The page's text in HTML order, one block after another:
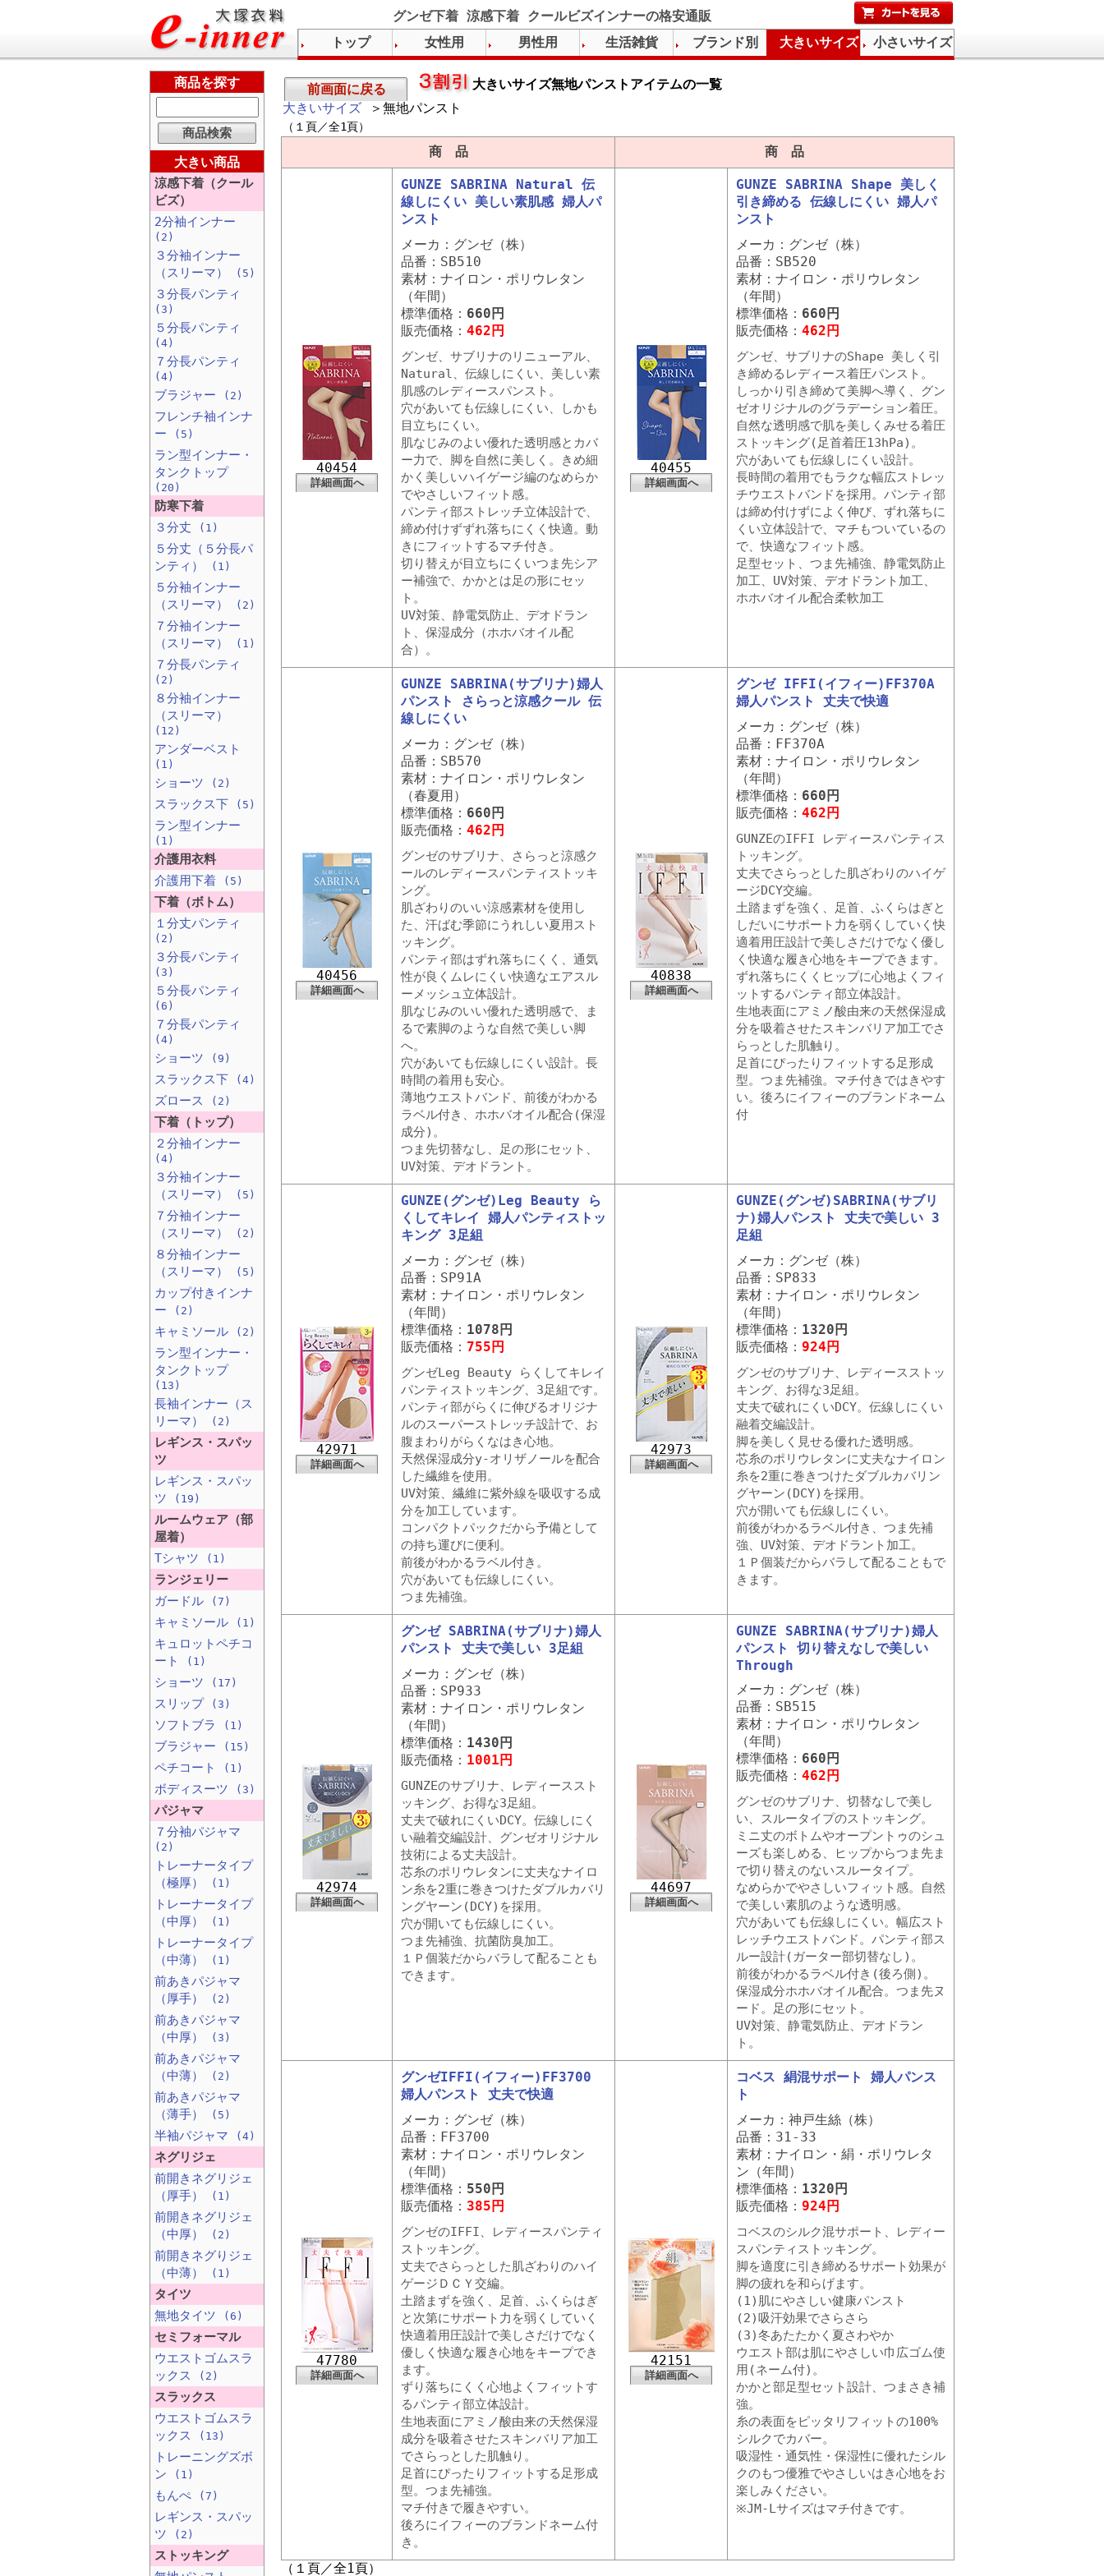
グンゼ下着 涼感下着 クールビズインナーの格安通販
前画面に戻る
大きいサイズ無地パンストアイテムの一覧
大きいサイズ ＞無地パンスト
（１頁／全1頁）
商 品 商 品
40454
詳細画面へ
GUNZE SABRINA Natural 伝
線しにくい 美しい素肌感 婦人パ
ンスト
メーカ：グンゼ（株）
品番：SB510
素材：ナイロン・ポリウレタン
（年間）
標準価格： 660円
販売価格： 462円
グンゼ、サブリナのリニューアル、
Natural、伝線しにくい、美しい素
肌感のレディースパンスト。
穴があいても伝線しにくい、しかも
目立ちにくい。
肌なじみのよい優れた透明感とカバ
ー力で、脚を自然に美しく。きめ細
かく美しいハイゲージ編のなめらか
でやさしいフィット感。
パンティ部ストレッチ立体設計で、
締め付けずずれ落ちにくく快適。動
きにフィットするマチ付き。
切り替えが目立ちにくいつま先シア
ー補強で、かかとは足の形にセッ
ト。
UV対策、静電気防止、デオドラン
ト、保湿成分（ホホバオイル配
合）。
40455
詳細画面へ
GUNZE SABRINA Shape 美しく
引き締める 伝線しにくい 婦人パ
ンスト
メーカ：グンゼ（株）
品番：SB520
素材：ナイロン・ポリウレタン
（年間）
標準価格： 660円
販売価格： 462円
グンゼ、サブリナのShape 美しく引
き締めるレディース着圧パンスト。
しっかり引き締めて美脚へ導く、グン
ゼオリジナルのグラデーション着圧。
自然な透明感で肌を美しくみせる着圧
ストッキング(足首着圧13hPa)。
穴があいても伝線しにくい設計。
長時間の着用でもラクな幅広ストレッ
チウエストバンドを採用。パンティ部
は締め付けずによく伸び、ずれ落ちに
くい立体設計で、マチもついているの
で、快適なフィット感。
足型セット、つま先補強、静電気防止
加工、UV対策、デオドラント加工、
ホホバオイル配合柔軟加工
40456
詳細画面へ
GUNZE SABRINA(サブリナ)婦人
パンスト さらっと涼感クール 伝
線しにくい
メーカ：グンゼ（株）
品番：SB570
素材：ナイロン・ポリウレタン
（春夏用）
標準価格： 660円
販売価格： 462円
グンゼのサブリナ、さらっと涼感ク
ールのレディースパンティストッキ
ング。
肌ざわりのいい涼感素材を使用し
た、汗ばむ季節にうれしい夏用スト
ッキング。
パンティ部はずれ落ちにくく、通気
性が良くムレにくい快適なエアスル
ーメッシュ立体設計。
肌なじみのいい優れた透明感で、ま
るで素脚のような自然で美しい脚
へ。
穴があいても伝線しにくい設計。長
時間の着用も安心。
薄地ウエストバンド、前後がわかる
ラベル付き、ホホバオイル配合(保湿
成分)。
つま先切替なし、足の形にセット、
UV対策、デオドラント。
40838
詳細画面へ
グンゼ IFFI(イフィー)FF370A
婦人パンスト 丈夫で快適
メーカ：グンゼ（株）
品番：FF370A
素材：ナイロン・ポリウレタン
（年間）
標準価格： 660円
販売価格： 462円
GUNZEのIFFI レディースパンティス
トッキング。
丈夫でさらっとした肌ざわりのハイゲ
ージDCY交編。
土踏まずを強く、足首、ふくらはぎと
しだいにサポート力を弱くしていく快
適着用圧設計で美しさだけでなく優し
く快適な履き心地をキープできます。
ずれ落ちにくくヒップに心地よくフィ
ットするパンティ部立体設計。
生地表面にアミノ酸由来の天然保湿成
分を吸着させたスキンバリア加工でさ
らっとした肌触り。
足首にぴったりフィットする足形成
型。つま先補強。マチ付きではきやす
い。後ろにイフィーのブランドネーム
付
42971
詳細画面へ
GUNZE(グンゼ)Leg Beauty ら
くしてキレイ 婦人パンティストッ
キング 3足組
メーカ：グンゼ（株）
品番：SP91A
素材：ナイロン・ポリウレタン
（年間）
標準価格： 1078円
販売価格： 755円
グンゼLeg Beauty らくしてキレイ
パンティストッキング、3足組です。
パンティ部がらくに伸びるオリジナ
ルのスーパーストレッチ設計で、お
腹まわりがらくなはき心地。
天然保湿成分y-オリザノールを配合
した繊維を使用。
UV対策、繊維に紫外線を吸収する成
分を加工しています。
コンパクトパックだから予備として
の持ち運びに便利。
前後がわかるラベル付き。
穴があいても伝線しにくい。
つま先補強。
42973
詳細画面へ
GUNZE(グンゼ)SABRINA(サブリ
ナ)婦人パンスト 丈夫で美しい 3
足組
メーカ：グンゼ（株）
品番：SP833
素材：ナイロン・ポリウレタン
（年間）
標準価格： 1320円
販売価格： 924円
グンゼのサブリナ、レディースストッ
キング、お得な3足組。
丈夫で破れにくいDCY。伝線しにくい
融着交編設計。
脚を美しく見せる優れた透明感。
芯糸のポリウレタンに丈夫なナイロン
糸を2重に巻きつけたダブルカバリン
グヤーン(DCY)を採用。
穴が開いても伝線しにくい。
前後がわかるラベル付き、つま先補
強、UV対策、デオドラント加工。
１Ｐ個装だからバラして配ることもで
きます。
42974
詳細画面へ
グンゼ SABRINA(サブリナ)婦人
パンスト 丈夫で美しい 3足組
メーカ：グンゼ（株）
品番：SP933
素材：ナイロン・ポリウレタン
（年間）
標準価格： 1430円
販売価格： 1001円
GUNZEのサブリナ、レディーススト
ッキング、お得な3足組。
丈夫で破れにくいDCY。伝線しにく
い融着交編設計、グンゼオリジナル
技術による丈夫設計。
芯糸のポリウレタンに丈夫なナイロ
ン糸を2重に巻きつけたダブルカバリ
ングヤーン(DCY)を採用。
穴が開いても伝線しにくい。
つま先補強、抗菌防臭加工。
１Ｐ個装だからバラして配ることも
できます。
44697
詳細画面へ
GUNZE SABRINA(サブリナ)婦人
パンスト 切り替えなしで美しい
Through
メーカ：グンゼ（株）
品番：SB515
素材：ナイロン・ポリウレタン
（年間）
標準価格： 660円
販売価格： 462円
グンゼのサブリナ、切替なしで美し
い、スルータイプのストッキング。
ミニ丈のボトムやオープントゥのシュ
ーズも楽しめる、ヒップからつま先ま
で切り替えのないスルータイプ。
なめらかでやさしいフィット感。自然
で美しい素肌のような透明感。
穴があいても伝線しにくい。幅広スト
レッチウエストバンド。パンティ部ス
ルー設計(ガーター部切替なし)。
前後がわかるラベル付き(後ろ側)。
保湿成分ホホバオイル配合。つま先ヌ
ード。足の形にセット。
UV対策、静電気防止、デオドラン
ト。
47780
詳細画面へ
グンゼIFFI(イフィー)FF3700
婦人パンスト 丈夫で快適
メーカ：グンゼ（株）
品番：FF3700
素材：ナイロン・ポリウレタン
（年間）
標準価格： 550円
販売価格： 385円
グンゼのIFFI、レディースパンティ
ストッキング。
丈夫でさらっとした肌ざわりのハイ
ゲージＤＣＹ交編。
土踏まずを強く、足首、ふくらはぎ
と次第にサポート力を弱くしていく
快適着用圧設計で美しさだけでなく
優しく快適な履き心地をキープでき
ます。
ずり落ちにくく心地よくフィットす
るパンティ部立体設計。
生地表面にアミノ酸由来の天然保湿
成分を吸着させたスキンバリア加工
でさらっとした肌触り。
足首にぴったりフィットする足形成
型。つま先補強。
マチ付きで履きやすい。
後ろにイフィーのブランドネーム付
き。
42151
詳細画面へ
コベス 絹混サポート 婦人パンス
ト
メーカ：神戸生絲（株）
品番：31-33
素材：ナイロン・絹・ポリウレタ
ン（年間）
標準価格： 1320円
販売価格： 924円
コベスのシルク混サポート、レディー
スパンティストッキング。
脚を適度に引き締めるサポート効果が
脚の疲れを和らげます。
(1)肌にやさしい健康パンスト
(2)吸汗効果でさらさら
(3)冬あたたかく夏さわやか
ウエスト部は肌にやさしい巾広ゴム使
用(ネーム付)。
かかと部足型セット設計、つまさき補
強。
糸の表面をピッタリフィットの100%
シルクでカバー。
吸湿性・通気性・保湿性に優れたシル
クのもつ優雅でやさしいはき心地をお
楽しみください。
※JM-Lサイズはマチ付きです。
（１頁／全1頁）
商品を探す
大きい商品
涼感下着（クール
ビズ）
2分袖インナー
(2)
３分袖インナー
（スリーマ）
(5)
３分長パンティ
(3)
５分長パンティ
(4)
７分長パンティ
(4)
ブラジャー (2)
フレンチ袖インナ
ー
(5)
ラン型インナー・
タンクトップ
(20)
防寒下着
３分丈
(1)
５分丈（５分長パ
ンティ）
(1)
５分袖インナー
（スリーマ）
(2)
７分袖インナー
（スリーマ）
(1)
７分長パンティ
(2)
８分袖インナー
（スリーマ）
(12)
アンダーベスト
(1)
ショーツ (2)
スラックス下 (5)
ラン型インナー
(1)
介護用衣料
介護用下着
(5)
下着（ボトム）
１分丈パンティ
(2)
３分長パンティ
(3)
５分長パンティ
(6)
７分長パンティ
(4)
ショーツ (9)
スラックス下 (4)
ズロース (2)
下着（トップ）
２分袖インナー
(4)
３分袖インナー
（スリーマ）
(5)
７分袖インナー
（スリーマ）
(2)
８分袖インナー
（スリーマ）
(5)
カップ付きインナ
ー
(2)
キャミソール (2)
ラン型インナー・
タンクトップ
(13)
長袖インナー（ス
リーマ）
(2)
レギンス・スパッ
ツ
レギンス・スパッ
ツ
(19)
ルームウェア（部
屋着）
Tシャツ
(1)
ランジェリー
ガードル
(7)
キャミソール (1)
キュロットペチコ
ート
(1)
ショーツ (17)
スリップ (3)
ソフトブラ (1)
ブラジャー (15)
ペチコート (1)
ボディスーツ (3)
パジャマ
７分袖パジャマ
(2)
トレーナータイプ
（極厚）
(1)
トレーナータイプ
（中厚）
(1)
トレーナータイプ
（中薄）
(1)
前あきパジャマ
（厚手）
(2)
前あきパジャマ
（中厚）
(3)
前あきパジャマ
（中薄）
(2)
前あきパジャマ
（薄手）
(5)
半袖パジャマ (4)
ネグリジェ
前開きネグリジェ
（厚手）
(1)
前開きネグリジェ
（中厚）
(2)
前開きネグりジェ
（中薄）
(1)
タイツ
無地タイツ
(6)
セミフォーマル
ウエストゴムスラ
ックス
(2)
スラックス
ウエストゴムスラ
ックス
(13)
トレーニングズボ
ン
(1)
もんぺ (7)
レギンス・スパッ
ツ
(2)
ストッキング
トップ 女性用 男性用 生活雑貨 ブランド別 大きいサイズ 小さいサイズ